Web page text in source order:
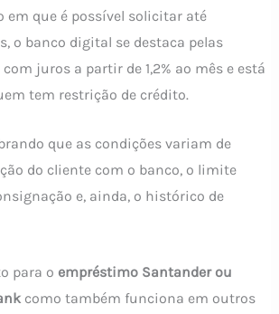
em que é possível solicitar até
o banco digital se destaca pelas
juros a partir de 1,2% ao mês e está
tem restrição de crédito.
que as condições variam de
do cliente com o banco, o limite
e, ainda, o histórico de
para o empréstimo Santander ou
como também funciona em outros